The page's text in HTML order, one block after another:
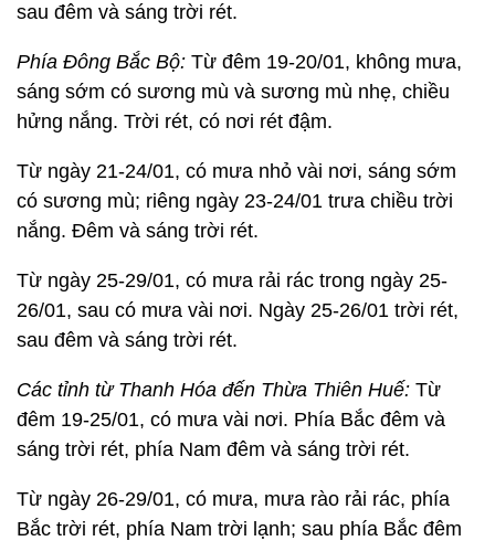
sau đêm và sáng trời rét.
Phía Đông Bắc Bộ: Từ đêm 19-20/01, không mưa,
sáng sớm có sương mù và sương mù nhẹ, chiều
hửng nắng. Trời rét, có nơi rét đậm.
Từ ngày 21-24/01, có mưa nhỏ vài nơi, sáng sớm
có sương mù; riêng ngày 23-24/01 trưa chiều trời
nắng. Đêm và sáng trời rét.
Từ ngày 25-29/01, có mưa rải rác trong ngày 25-
26/01, sau có mưa vài nơi. Ngày 25-26/01 trời rét,
sau đêm và sáng trời rét.
Các tỉnh từ Thanh Hóa đến Thừa Thiên Huế: Từ
đêm 19-25/01, có mưa vài nơi. Phía Bắc đêm và
sáng trời rét, phía Nam đêm và sáng trời rét.
Từ ngày 26-29/01, có mưa, mưa rào rải rác, phía
Bắc trời rét, phía Nam trời lạnh; sau phía Bắc đêm